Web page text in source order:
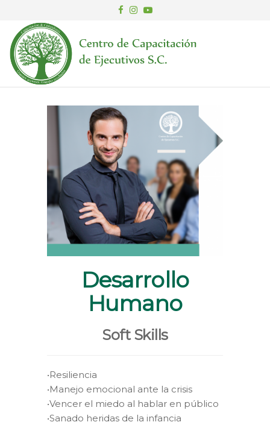
Desarrollo
Humano
Soft Skills
•Resiliencia
•Manejo emocional ante la crisis
•Vencer el miedo al hablar en público
•Sanado heridas de la infancia